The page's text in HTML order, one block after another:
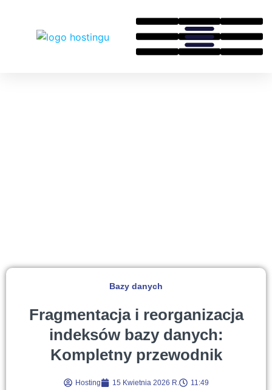
Bazy danych
Fragmentacja i reorganizacja
indeksów bazy danych:
Kompletny przewodnik
Hosting 15 Kwietnia 2026 R. 11:49